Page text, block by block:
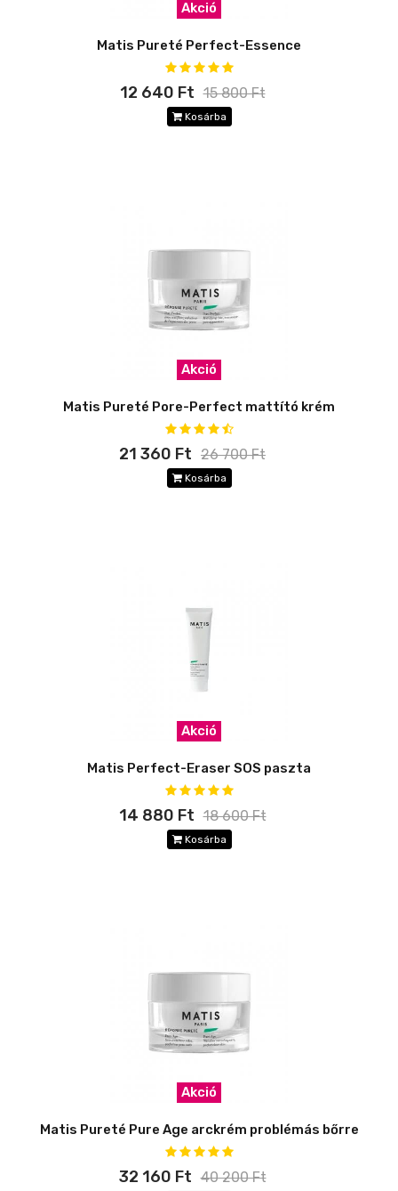
Akció
Matis Pureté Perfect-Essence
12 640 Ft 15 800 Ft
Kosárba
Akció
Matis Pureté Pore-Perfect mattító krém
21 360 Ft 26 700 Ft
Kosárba
Akció
Matis Perfect-Eraser SOS paszta
14 880 Ft 18 600 Ft
Kosárba
Akció
Matis Pureté Pure Age arckrém problémás bőrre
32 160 Ft 40 200 Ft